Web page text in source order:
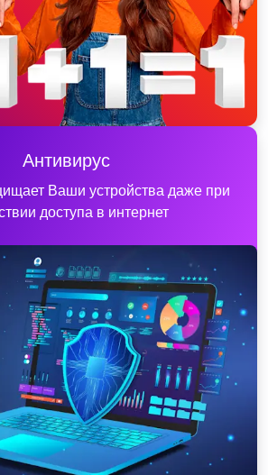
Антивирус
Ваши устройства даже при
доступа в интернет